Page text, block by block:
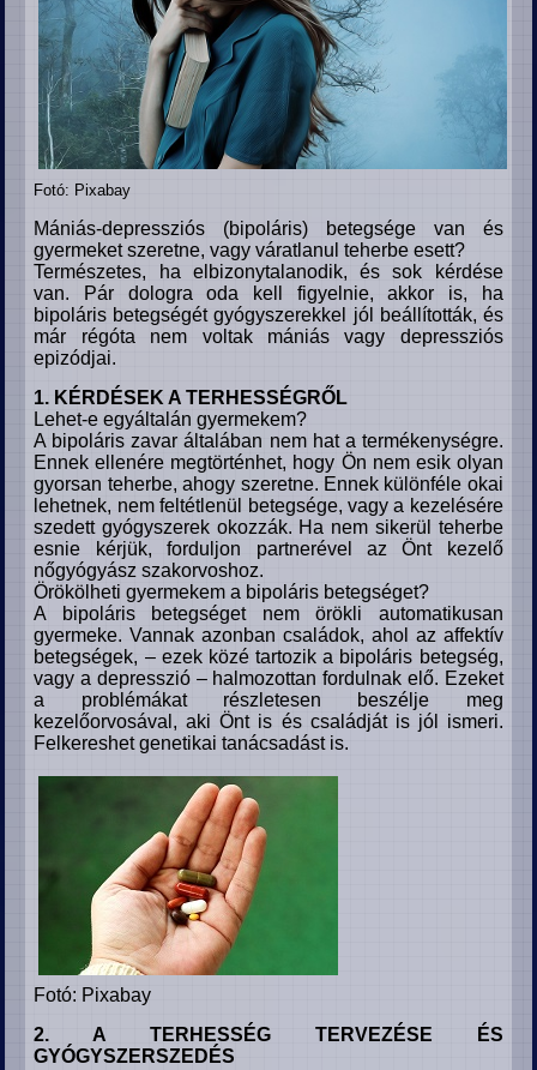
Fotó: Pixabay
Mániás-depressziós (bipoláris) betegsége van és
gyermeket szeretne, vagy váratlanul teherbe esett?
Természetes, ha elbizonytalanodik, és sok kérdése
van. Pár dologra oda kell figyelnie, akkor is, ha
bipoláris betegségét gyógyszerekkel jól beállították, és
már régóta nem voltak mániás vagy depressziós
epizódjai.
1. KÉRDÉSEK A TERHESSÉGRŐL
Lehet-e egyáltalán gyermekem?
A bipoláris zavar általában nem hat a termékenységre.
Ennek ellenére megtörténhet, hogy Ön nem esik olyan
gyorsan teherbe, ahogy szeretne. Ennek különféle okai
lehetnek, nem feltétlenül betegsége, vagy a kezelésére
szedett gyógyszerek okozzák. Ha nem sikerül teherbe
esnie kérjük, forduljon partnerével az Önt kezelő
nőgyógyász szakorvoshoz.
Örökölheti gyermekem a bipoláris betegséget?
A bipoláris betegséget nem örökli automatikusan
gyermeke. Vannak azonban családok, ahol az affektív
betegségek, – ezek közé tartozik a bipoláris betegség,
vagy a depresszió – halmozottan fordulnak elő. Ezeket
a problémákat részletesen beszélje meg
kezelőorvosával, aki Önt is és családját is jól ismeri.
Felkereshet genetikai tanácsadást is.
Fotó: Pixabay
2. A TERHESSÉG TERVEZÉSE ÉS
GYÓGYSZERSZEDÉS